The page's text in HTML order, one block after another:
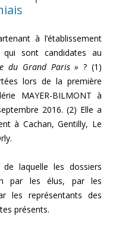
à l’établissement
sont candidates au
du Grand Paris »? (1)
lors de la première
MAYER-BILMONT à
2016. (2) Elle a
à Cachan, Gentilly, Le
laquelle les dossiers
par les élus, par les
les représentants des
présents.